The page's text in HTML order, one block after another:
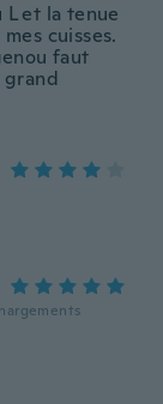
L et la tenue
cuisses.
faut